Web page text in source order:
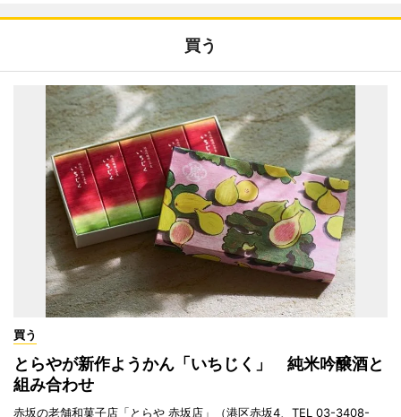
買う
買う
とらやが新作ようかん「いちじく」 純米吟醸酒と
組み合わせ
赤坂の老舗和菓子店「とらや 赤坂店」（港区赤坂4、TEL 03-3408-